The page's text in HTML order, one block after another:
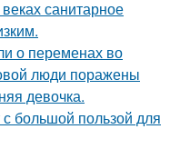
санитарное
о переменах во
люди поражены
девочка.
большой пользой для